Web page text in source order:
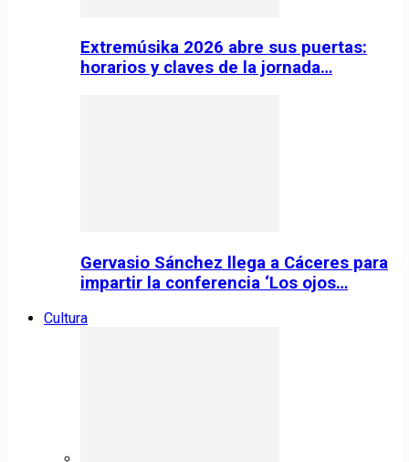
Extremúsika 2026 abre sus puertas:
horarios y claves de la jornada…
Gervasio Sánchez llega a Cáceres para
impartir la conferencia ‘Los ojos…
Cultura